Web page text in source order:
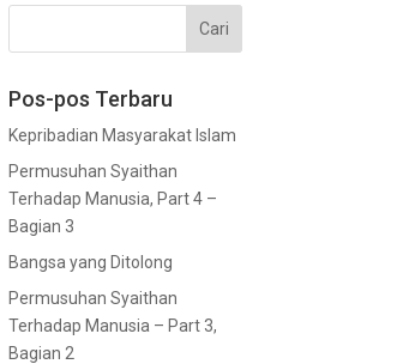
Pos-pos Terbaru
Kepribadian Masyarakat Islam
Permusuhan Syaithan
Terhadap Manusia, Part 4 –
Bagian 3
Bangsa yang Ditolong
Permusuhan Syaithan
Terhadap Manusia – Part 3,
Bagian 2